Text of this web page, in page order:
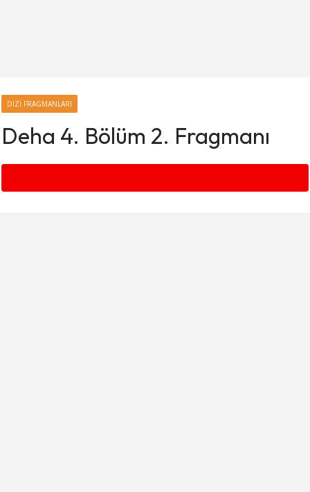
DIZI FRAGMANLARI
Deha 4. Bölüm 2. Fragmanı